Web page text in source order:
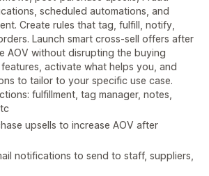
scheduled automations, and
Create rules that tag, fulfill, notify,
Launch smart cross-sell offers after
AOV without disrupting the buying
activate what helps you, and
to tailor to your specific use case.
fulfillment, tag manager, notes,
upsells to increase AOV after
notifications to send to staff, suppliers,